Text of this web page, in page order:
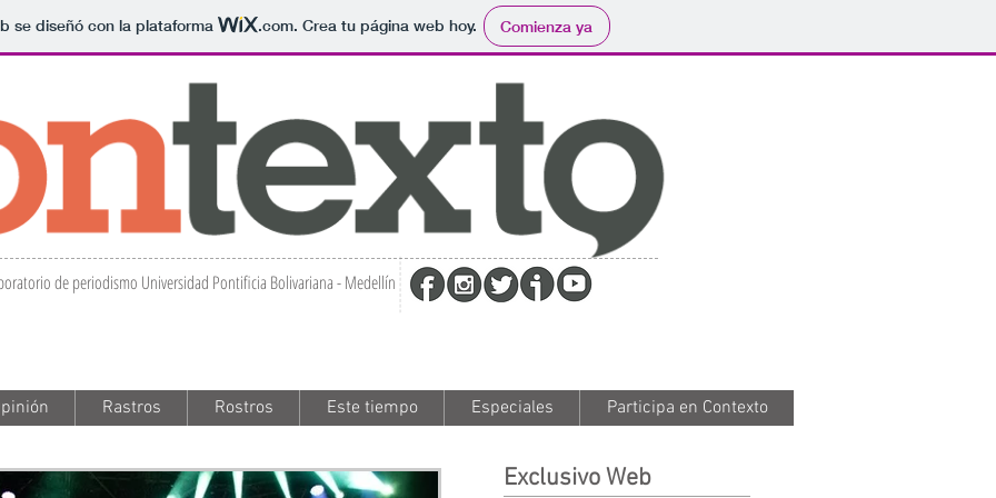
se diseñó con la plataforma .com. Crea tu página web hoy. Comienza ya
de periodismo Universidad Pontificia Bolivariana - Medellín
Rastros Rostros Este tiempo Especiales Participa en Contexto
Rastros Rostros Este tiempo Especiales Participa en Contexto
Exclusivo Web